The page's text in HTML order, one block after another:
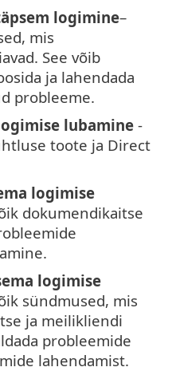
logimine–
mis
See võib
ja lahendada
probleeme.
lubamine -
toote ja Direct
logimise
dokumendikaitse
logimise
sündmused, mis
ja meilikliendi
probleemide
lahendamist.